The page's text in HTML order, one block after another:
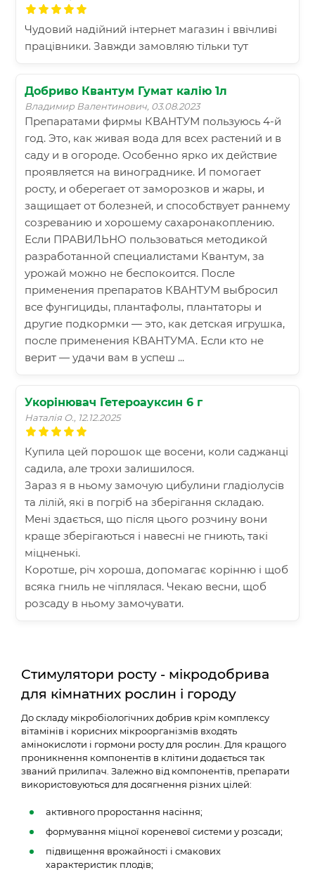
Чудовий надійний інтернет магазин і ввічливі
працівники. Завжди замовляю тільки тут
Добриво Квантум Гумат калію 1л
Владимир Валентинович, 03.08.2023
Препаратами фирмы КВАНТУМ пользуюсь 4-й
год. Это, как живая вода для всех растений и в
саду и в огороде. Особенно ярко их действие
проявляется на винограднике. И помогает
росту, и оберегает от заморозков и жары, и
защищает от болезней, и способствует раннему
созреванию и хорошему сахаронакоплению.
Если ПРАВИЛЬНО пользоваться методикой
разработанной специалистами Квантум, за
урожай можно не беспокоится. После
применения препаратов КВАНТУМ выбросил
все фунгициды, плантафолы, плантаторы и
другие подкормки — это, как детская игрушка,
после применения КВАНТУМА. Если кто не
верит — удачи вам в успеш ...
Укорінювач Гетероауксин 6 г
Наталія О., 12.12.2025
Купила цей порошок ще восени, коли саджанці
садила, але трохи залишилося.
Зараз я в ньому замочую цибулини гладіолусів
та лілій, які в погріб на зберігання складаю.
Мені здається, що після цього розчину вони
краще зберігаються і навесні не гниють, такі
міцненькі.
Коротше, річ хороша, допомагає корінню і щоб
всяка гниль не чіплялася. Чекаю весни, щоб
розсаду в ньому замочувати.
Стимулятори росту - мікродобрива
для кімнатних рослин і городу
До складу мікробіологічних добрив крім комплексу
вітамінів і корисних мікроорганізмів входять
амінокислоти і гормони росту для рослин. Для кращого
проникнення компонентів в клітини додається так
званий прилипач. Залежно від компонентів, препарати
використовуються для досягнення різних цілей:
активного проростання насіння;
формування міцної кореневої системи у розсади;
підвищення врожайності і смакових
характеристик плодів;